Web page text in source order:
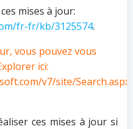
mises à jour:
fr-fr/kb/3125574.
vous pouvez vous
ici:
v7/site/
ces mises à jour si